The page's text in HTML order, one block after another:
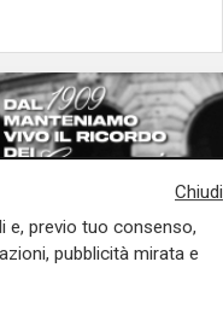
Chiudi
e, previo tuo consenso,
pubblicità mirata e